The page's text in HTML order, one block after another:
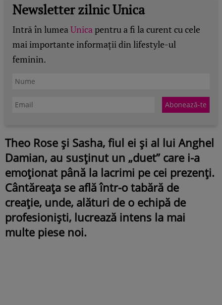
Newsletter zilnic Unica
Intră în lumeaUnicapentru a fi la curent cu cele
mai importante informații din lifestyle-ul
feminin.
Theo Rose și Sasha, fiul ei și al lui Anghel
Damian, au susținut un „duet” care i-a
emoționat până la lacrimi pe cei prezenți.
Cântăreața se află într-o tabără de
creație, unde, alături de o echipă de
profesioniști, lucrează intens la mai
multe piese noi.